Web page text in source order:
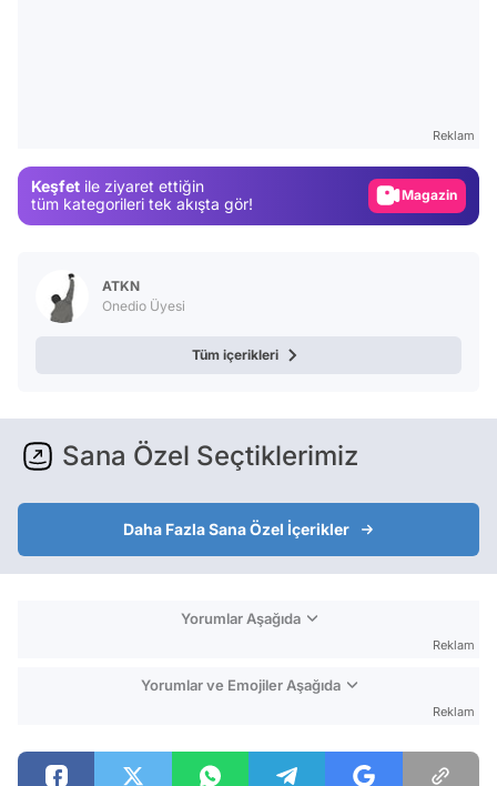
Reklam
Keşfet ile ziyaret ettiğin
tüm kategorileri tek akışta gör!
Magazin
ATKN
Onedio Üyesi
Tüm içerikleri
Sana Özel Seçtiklerimiz
Daha Fazla Sana Özel İçerikler
Yorumlar Aşağıda
Reklam
Yorumlar ve Emojiler Aşağıda
Reklam